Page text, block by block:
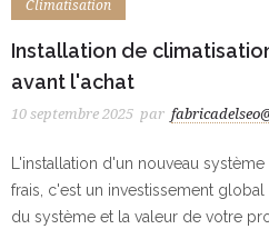
Climatisation
Installation de
avant l'achat
10 septembre 2025 par
L'installation d'un nouveau
frais, c'est un investissement
du système et la valeur de votre